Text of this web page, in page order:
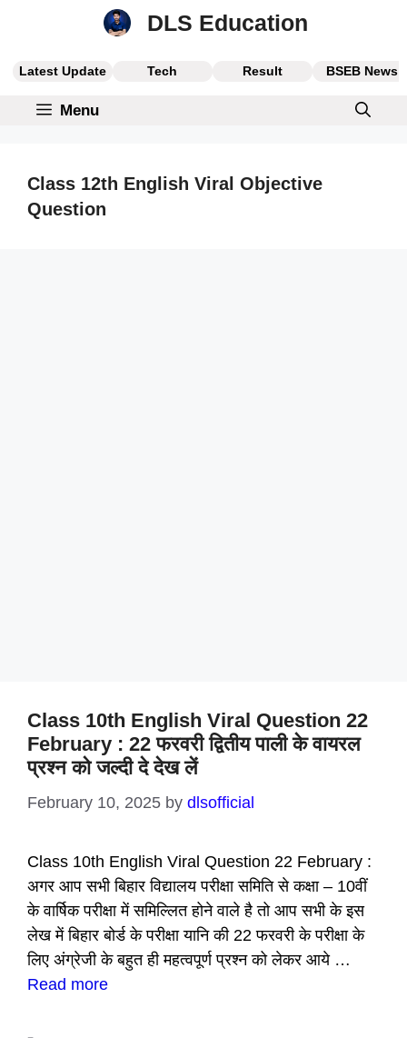
DLS Education
Latest Update Tech Result BSEB News
Menu
Class 12th English Viral Objective
Question
Class 10th English Viral Question 22
February : 22 फरवरी द्वितीय पाली के वायरल
प्रश्न को जल्दी दे देख लें
February 10, 2025 by dlsofficial
Class 10th English Viral Question 22 February :
अगर आप सभी बिहार विद्यालय परीक्षा समिति से कक्षा – 10वीं
के वार्षिक परीक्षा में समिल्लित होने वाले है तो आप सभी के इस
लेख में बिहार बोर्ड के परीक्षा यानि की 22 फरवरी के परीक्षा के
लिए अंग्रेजी के बहुत ही महत्वपूर्ण प्रश्न को लेकर आये …
Read more